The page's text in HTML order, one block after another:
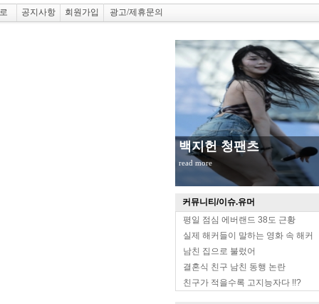
공지사항 회원가입 광고/제휴문의
백지헌 청팬츠
read more
커뮤니티/이슈.유머
평일 점심 에버랜드 38도 근황
실제 해커들이 말하는 영화 속 해커
남친 집으로 불렀어
결혼식 친구 남친 동행 논란
친구가 적을수록 고지능자다 !!?